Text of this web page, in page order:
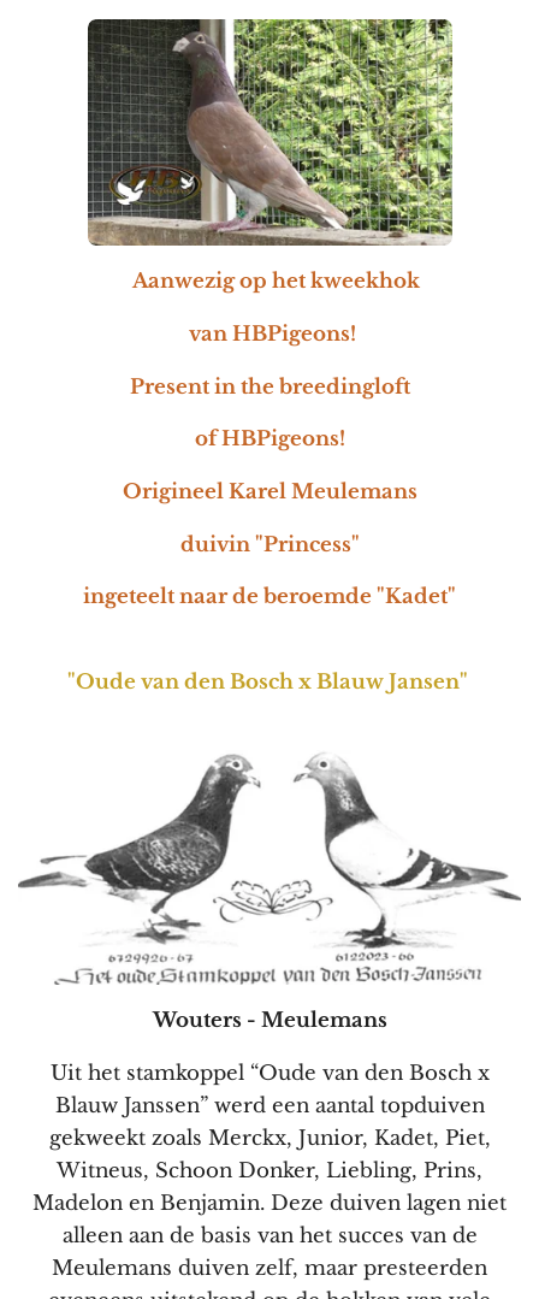
Aanwezig op het kweekhok
van HBPigeons!
Present in the breedingloft
of HBPigeons!
Origineel Karel Meulemans
duivin "Princess"
ingeteelt naar de beroemde "Kadet"
"Oude van den Bosch x Blauw Jansen"
Wouters - Meulemans
Uit het stamkoppel “Oude van den Bosch x
Blauw Janssen” werd een aantal topduiven
gekweekt zoals Merckx, Junior, Kadet, Piet,
Witneus, Schoon Donker, Liebling, Prins,
Madelon en Benjamin. Deze duiven lagen niet
alleen aan de basis van het succes van de
Meulemans duiven zelf, maar presteerden